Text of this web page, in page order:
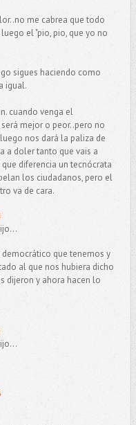
me cabrea que todo
el "pio, pio, que yo no
sigues haciendo como
igual.
cuando venga el
mejor o peor..pero no
nos dará la paliza de
a doler tanto que vais a
diferencia un tecnócrata
los ciudadanos, pero el
va de cara.
que tenemos y
al que nos hubiera dicho
dijeron y ahora hacen lo